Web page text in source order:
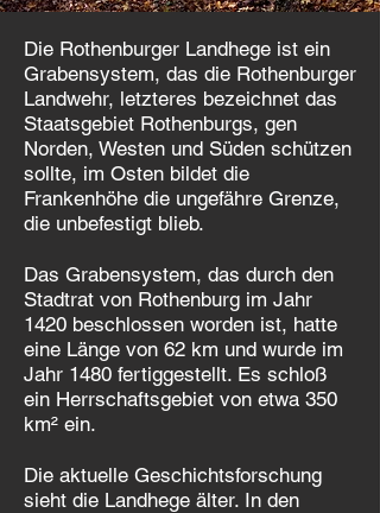
Die Rothenburger Landhege ist ein
Grabensystem, das die Rothenburger
Landwehr, letzteres bezeichnet das
Staatsgebiet Rothenburgs, gen
Norden, Westen und Süden schützen
sollte, im Osten bildet die
Frankenhöhe die ungefähre Grenze,
die unbefestigt blieb.
Das Grabensystem, das durch den
Stadtrat von Rothenburg im Jahr
1420 beschlossen worden ist, hatte
eine Länge von 62 km und wurde im
Jahr 1480 fertiggestellt. Es schloß
ein Herrschaftsgebiet von etwa 350
km² ein.
Die aktuelle Geschichtsforschung
sieht die Landhege älter. In den